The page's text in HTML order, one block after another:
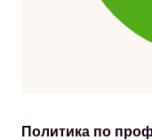
Политика по